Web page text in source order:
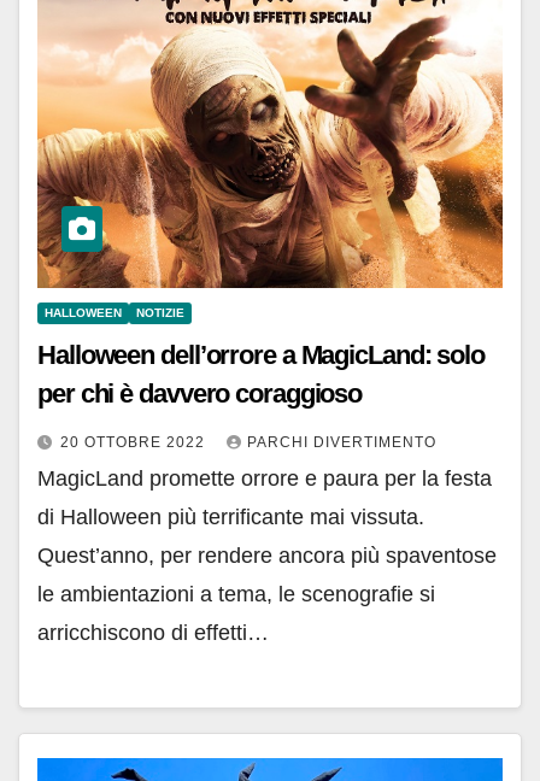
HALLOWEEN NOTIZIE
Halloween dell’orrore a MagicLand: solo
per chi è davvero coraggioso
20 OTTOBRE 2022 PARCHI DIVERTIMENTO
MagicLand promette orrore e paura per la festa
di Halloween più terrificante mai vissuta.
Quest’anno, per rendere ancora più spaventose
le ambientazioni a tema, le scenografie si
arricchiscono di effetti…